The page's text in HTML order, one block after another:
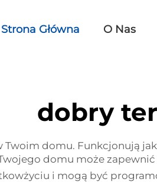
Strona Główna O Nas
dobry
domu. Funkcjonują
domu może
i mogą być